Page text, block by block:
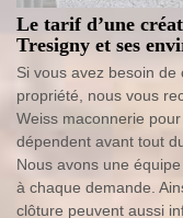
Le tarif d’une
Tresigny et ses
Si vous avez besoin
propriété, nous vous
Weiss maconnerie
dépendent avant tout
Nous avons une
à chaque demande.
clôture peuvent aussi